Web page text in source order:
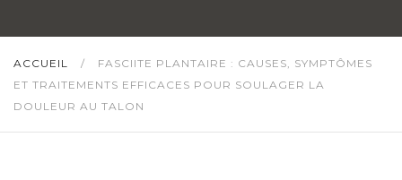
ACCUEIL /
FASCIITE PLANTAIRE : CAUSES, SYMPTÔMES
ET TRAITEMENTS EFFICACES POUR SOULAGER LA
DOULEUR AU TALON